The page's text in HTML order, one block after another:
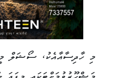
މި ހާދިސާއާއެކު، ސޯޝަލް